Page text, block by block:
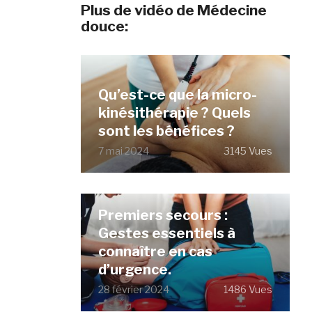
Plus de vidéo de Médecine
douce:
Qu’est-ce que la micro-
kinésithérapie ? Quels
sont les bénéfices ?
7 mai 2024 3145 Vues
Premiers secours :
Gestes essentiels à
connaître en cas
d’urgence.
28 février 2024 1486 Vues